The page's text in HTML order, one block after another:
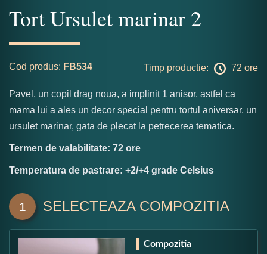
Tort Ursulet marinar 2
Cod produs: FB534 Timp productie: 72 ore
Pavel, un copil drag noua, a implinit 1 anisor, astfel ca
mama lui a ales un decor special pentru tortul aniversar, un
ursulet marinar, gata de plecat la petrecerea tematica.
Termen de valabilitate: 72 ore
Temperatura de pastrare: +2/+4 grade Celsius
1 SELECTEAZA COMPOZITIA
Compozitia